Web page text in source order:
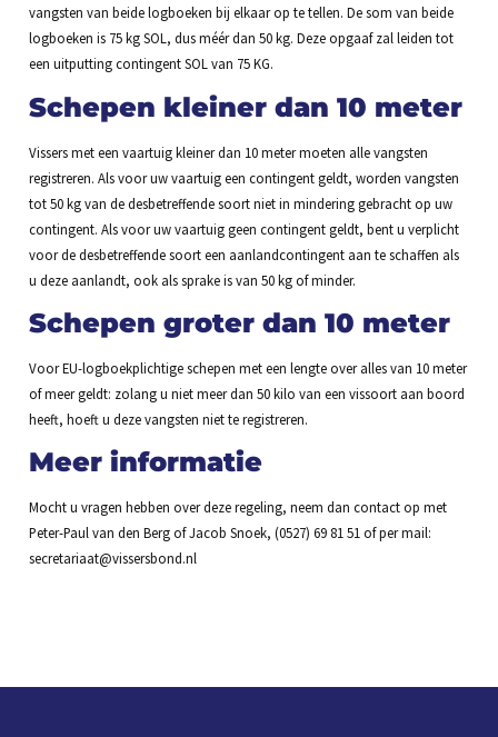
vangsten van beide logboeken bij elkaar op te tellen. De som van beide
logboeken is 75 kg SOL, dus méér dan 50 kg. Deze opgaaf zal leiden tot
een uitputting contingent SOL van 75 KG.
Schepen kleiner dan 10 meter
Vissers met een vaartuig kleiner dan 10 meter moeten alle vangsten
registreren. Als voor uw vaartuig een contingent geldt, worden vangsten
tot 50 kg van de desbetreffende soort niet in mindering gebracht op uw
contingent. Als voor uw vaartuig geen contingent geldt, bent u verplicht
voor de desbetreffende soort een aanlandcontingent aan te schaffen als
u deze aanlandt, ook als sprake is van 50 kg of minder.
Schepen groter dan 10 meter
Voor EU-logboekplichtige schepen met een lengte over alles van 10 meter
of meer geldt: zolang u niet meer dan 50 kilo van een vissoort aan boord
heeft, hoeft u deze vangsten niet te registreren.
Meer informatie
Mocht u vragen hebben over deze regeling, neem dan contact op met
Peter-Paul van den Berg of Jacob Snoek, (0527) 69 81 51 of per mail:
secretariaat@vissersbond.nl